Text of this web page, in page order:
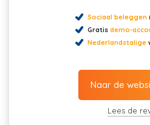
Sociaal beleggen
Gratis demo-
Nederlandstalige
Naar de
Lees de